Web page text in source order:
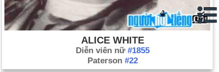
ALICE WHITE
Diễn viên nữ #1855
Paterson #22